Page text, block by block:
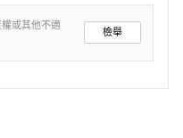
或其他不適
檢舉